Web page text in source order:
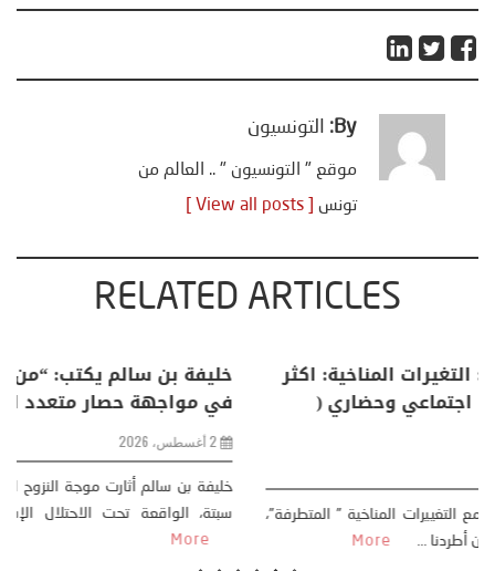
By: التونسيون
موقع " التونسيون " .. العالم من
تونس
RELATED ARTICLES
منذر بالضيافي يكتب حول: التغيرات المناخية: اكثر
من ظاهرة طبيعية .. تحول اجتماعي وحضاري (
كتب: منذر بالضيافي بدأت قصتي مع التغييرات المناخية ” المتطرفة”،
منذ نهاية ثمانينات القرن الماضي، حين أطردنا ...